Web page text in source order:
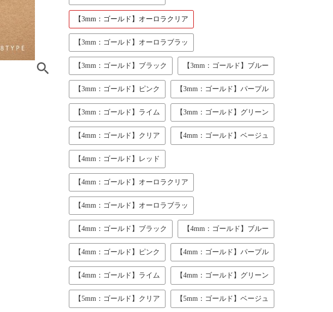
【3mm：ゴールド】オーロラクリア
【3mm：ゴールド】オーロラブラッ
【3mm：ゴールド】ブラック 【3mm：ゴールド】ブルー
【3mm：ゴールド】ピンク 【3mm：ゴールド】パープル
【3mm：ゴールド】ライム 【3mm：ゴールド】グリーン
【4mm：ゴールド】クリア 【4mm：ゴールド】ベージュ
【4mm：ゴールド】レッド
【4mm：ゴールド】オーロラクリア
【4mm：ゴールド】オーロラブラッ
【4mm：ゴールド】ブラック 【4mm：ゴールド】ブルー
【4mm：ゴールド】ピンク 【4mm：ゴールド】パープル
【4mm：ゴールド】ライム 【4mm：ゴールド】グリーン
【5mm：ゴールド】クリア 【5mm：ゴールド】ベージュ